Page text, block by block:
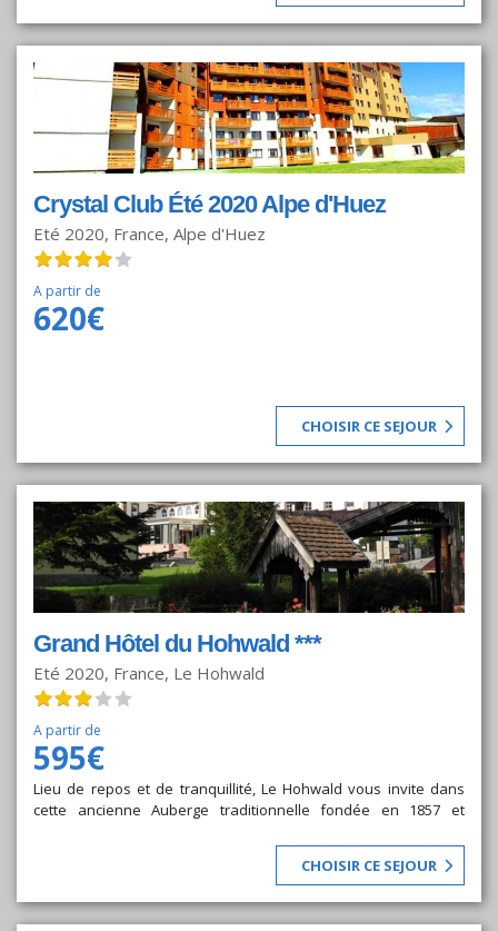
Sol. En outre, ce port de plaisance bénéficie d’un climat
privilégié avec plus de 320 jours de soleil par an, il est situé à 6
kms de Marbella et à 50 km de l’aéroport de Malaga. Votre
séjour dans cet hôtel, sera sans aucun doute, le lieu idéal pour
profiter de vos vacances cacher.
Crystal Club Été 2020 Alpe d'Huez
Eté 2020, France, Alpe d'Huez
A partir de
620€
CHOISIR CE SEJOUR
Grand Hôtel du Hohwald ***
Eté 2020, France, Le Hohwald
A partir de
595€
Lieu de repos et de tranquillité, Le Hohwald vous invite dans
cette ancienne Auberge traditionnelle fondée en 1857 et
CHOISIR CE SEJOUR